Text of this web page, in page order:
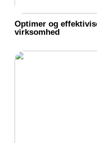
Optimer og
virksomhed